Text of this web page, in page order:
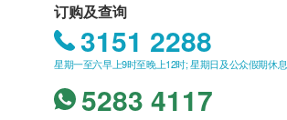
订购及查询
3151 2288
星期一至六早上9时至晚上12时; 星期日及公众假期休息
5283 4117